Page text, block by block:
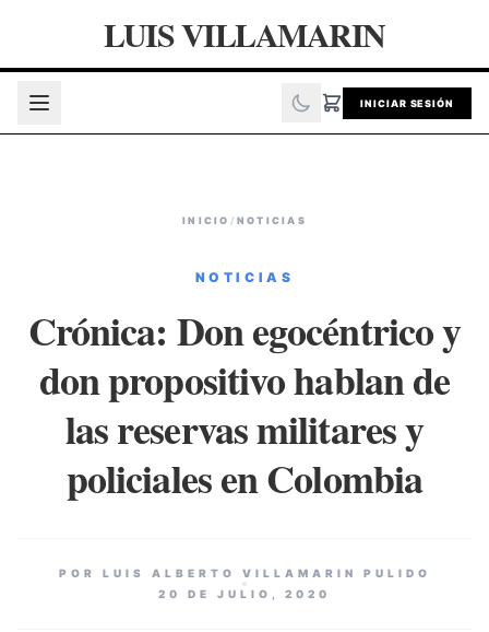
LUIS VILLAMARIN
INICIAR SESIÓN
INICIO / NOTICIAS
NOTICIAS
Crónica: Don egocéntrico y
don propositivo hablan de
las reservas militares y
policiales en Colombia
POR LUIS ALBERTO VILLAMARIN PULIDO
20 DE JULIO, 2020